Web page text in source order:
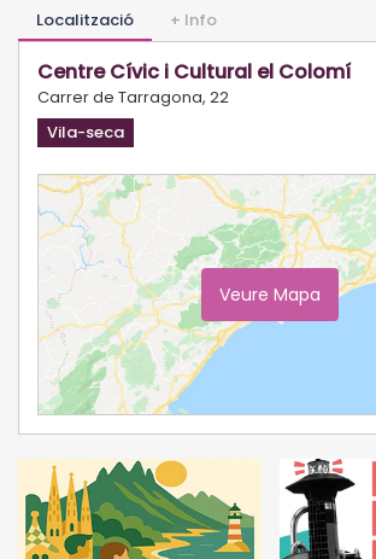
Localització + Info
Centre Cívic i Cultural el Colomí
Carrer de Tarragona, 22
Vila-seca
Veure Mapa